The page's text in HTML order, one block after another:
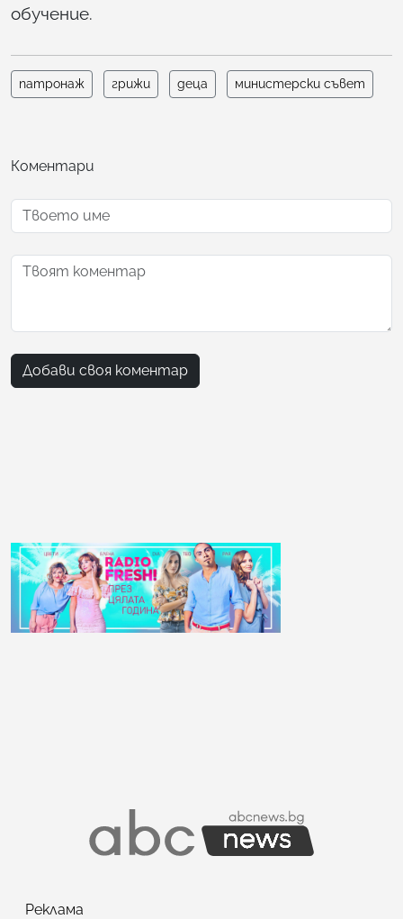
обучение.
патронаж грижи деца министерски съвет
Коментари
Добави своя коментар
Реклама